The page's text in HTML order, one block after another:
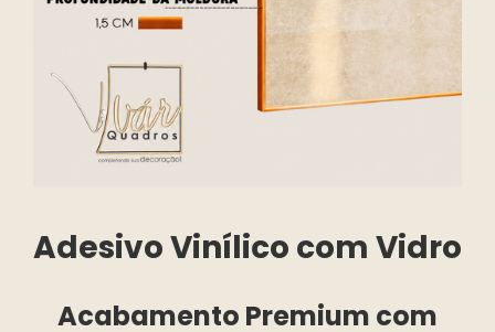
Adesivo Vinílico com Vidro
Acabamento Premium com